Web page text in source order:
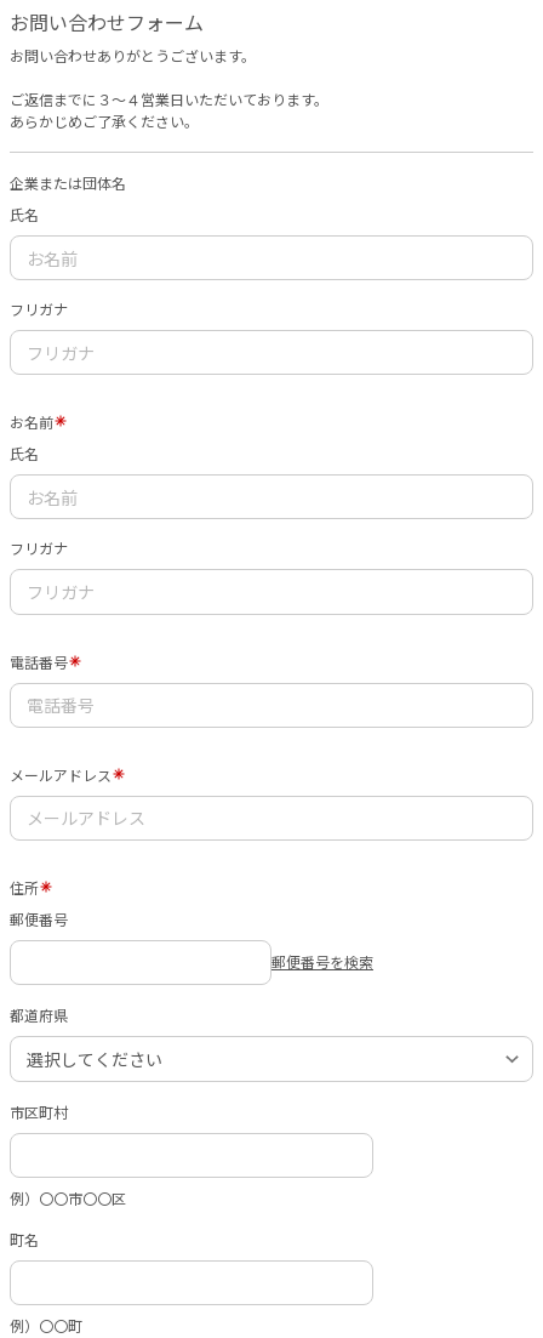
お問い合わせフォーム
お問い合わせありがとうございます。
ご返信までに３〜４営業日いただいております。
あらかじめご了承ください。
企業または団体名
氏名
フリガナ
お名前
氏名
フリガナ
電話番号
メールアドレス
住所
郵便番号
郵便番号を検索
都道府県
市区町村
例）〇〇市〇〇区
町名
例）〇〇町